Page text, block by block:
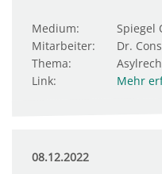
Medium:
Spiegel
Mitarbeiter:
Dr.
Thema:
Link:
Mehr
08.12.2022